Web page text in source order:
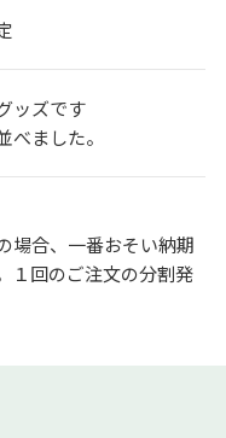
ッズです
ました。
場合、一番おそい納期
１回のご注文の分割発